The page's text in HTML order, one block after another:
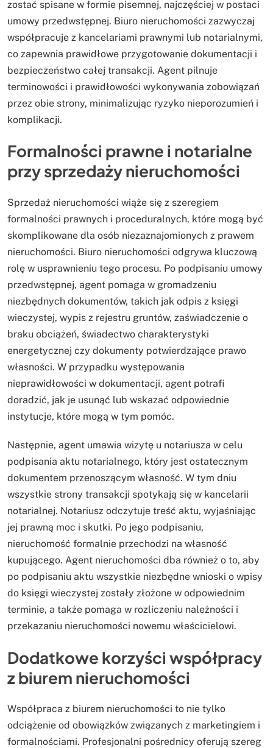
zostać spisane w formie pisemnej, najczęściej w postaci
umowy przedwstępnej. Biuro nieruchomości zazwyczaj
współpracuje z kancelariami prawnymi lub notarialnymi,
co zapewnia prawidłowe przygotowanie dokumentacji i
bezpieczeństwo całej transakcji. Agent pilnuje
terminowości i prawidłowości wykonywania zobowiązań
przez obie strony, minimalizując ryzyko nieporozumień i
komplikacji.
Formalności prawne i notarialne
przy sprzedaży nieruchomości
Sprzedaż nieruchomości wiąże się z szeregiem
formalności prawnych i proceduralnych, które mogą być
skomplikowane dla osób niezaznajomionych z prawem
nieruchomości. Biuro nieruchomości odgrywa kluczową
rolę w usprawnieniu tego procesu. Po podpisaniu umowy
przedwstępnej, agent pomaga w gromadzeniu
niezbędnych dokumentów, takich jak odpis z księgi
wieczystej, wypis z rejestru gruntów, zaświadczenie o
braku obciążeń, świadectwo charakterystyki
energetycznej czy dokumenty potwierdzające prawo
własności. W przypadku występowania
nieprawidłowości w dokumentacji, agent potrafi
doradzić, jak je usunąć lub wskazać odpowiednie
instytucje, które mogą w tym pomóc.
Następnie, agent umawia wizytę u notariusza w celu
podpisania aktu notarialnego, który jest ostatecznym
dokumentem przenoszącym własność. W tym dniu
wszystkie strony transakcji spotykają się w kancelarii
notarialnej. Notariusz odczytuje treść aktu, wyjaśniając
jej prawną moc i skutki. Po jego podpisaniu,
nieruchomość formalnie przechodzi na własność
kupującego. Agent nieruchomości dba również o to, aby
po podpisaniu aktu wszystkie niezbędne wnioski o wpisy
do księgi wieczystej zostały złożone w odpowiednim
terminie, a także pomaga w rozliczeniu należności i
przekazaniu nieruchomości nowemu właścicielowi.
Dodatkowe korzyści współpracy
z biurem nieruchomości
Współpraca z biurem nieruchomości to nie tylko
odciążenie od obowiązków związanych z marketingiem i
formalnościami. Profesjonalni pośrednicy oferują szereg